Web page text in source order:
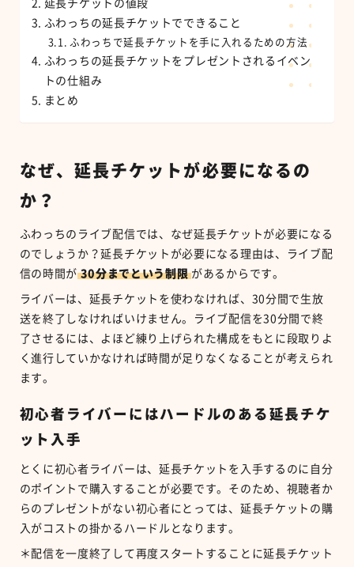
延長チケットの値段
ふわっちの延長チケットでできること
ふわっちで延長チケットを手に入れるための方法
ふわっちの延長チケットをプレゼントされるイベン
トの仕組み
まとめ
なぜ、延長チケットが必要になるの
か？
ふわっちのライブ配信では、なぜ延長チケットが必要になる
のでしょうか？延長チケットが必要になる理由は、ライブ配
信の時間が 30分までという制限 があるからです。
ライバーは、延長チケットを使わなければ、 30分間で生放
送を終了しなければいけません。ライブ配信を 30分間で終
了させるには、よほど練り上げられた構成をもとに段取りよ
く進行していかなければ時間が足りなくなることが考えられ
ます。
初心者ライバーにはハードルのある延長チケ
ット入手
とくに初心者ライバーは、延長チケットを入手するのに自分
のポイントで購入することが必要です。そのため、視聴者か
らのプレゼントがない初心者にとっては、延長チケットの購
入がコストの掛かるハードルとなります。
＊配信を一度終了して再度スタートすることに延長チケット